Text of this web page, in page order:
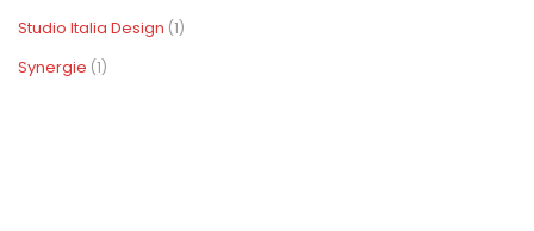
Studio Italia Design (1)
Synergie (1)